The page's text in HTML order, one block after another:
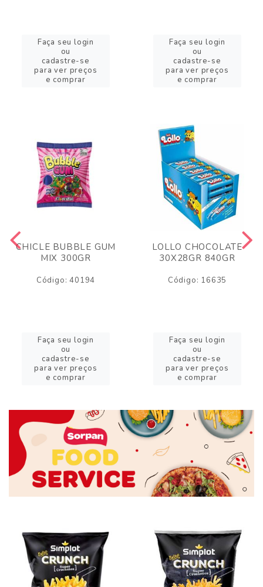
Faça seu login
ou
cadastre-se
para ver preços
e comprar
Faça seu login
ou
cadastre-se
para ver preços
e comprar
CHICLE BUBBLE GUM
MIX 300GR
Código: 40194
Faça seu login
ou
cadastre-se
para ver preços
e comprar
LOLLO CHOCOLATE
30X28GR 840GR
Código: 16635
Faça seu login
ou
cadastre-se
para ver preços
e comprar